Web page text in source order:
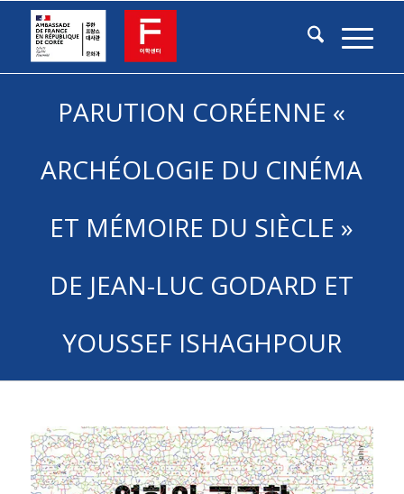
PARUTION CORÉENNE «
ARCHÉOLOGIE DU CINÉMA
ET MÉMOIRE DU SIÈCLE »
DE JEAN-LUC GODARD ET
YOUSSEF ISHAGHPOUR